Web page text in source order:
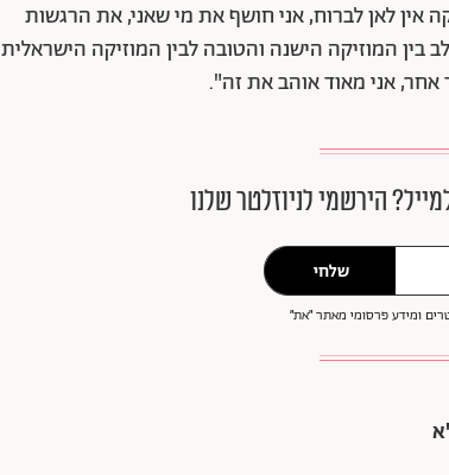
לאן לברוח, אני חושף את מי שאני, את הרגשות
בין המוזיקה הישנה והטובה לבין המוזיקה הישראלית
אני מאוד אוהב את זה".
הירשמי לניוזלטר שלנו
שלחי
ומידע פרסומי מאתר ״את״